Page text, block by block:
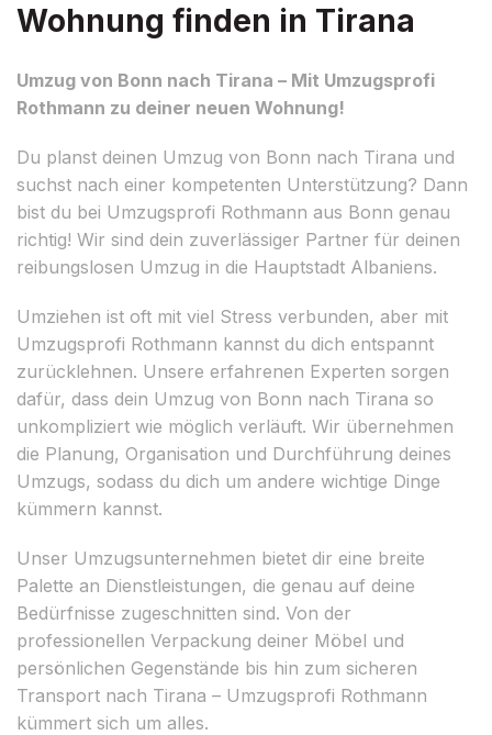
Wohnung finden in Tirana
Umzug von Bonn nach Tirana – Mit Umzugsprofi
Rothmann zu deiner neuen Wohnung!
Du planst deinen Umzug von Bonn nach Tirana und
suchst nach einer kompetenten Unterstützung? Dann
bist du bei Umzugsprofi Rothmann aus Bonn genau
richtig! Wir sind dein zuverlässiger Partner für deinen
reibungslosen Umzug in die Hauptstadt Albaniens.
Umziehen ist oft mit viel Stress verbunden, aber mit
Umzugsprofi Rothmann kannst du dich entspannt
zurücklehnen. Unsere erfahrenen Experten sorgen
dafür, dass dein Umzug von Bonn nach Tirana so
unkompliziert wie möglich verläuft. Wir übernehmen
die Planung, Organisation und Durchführung deines
Umzugs, sodass du dich um andere wichtige Dinge
kümmern kannst.
Unser Umzugsunternehmen bietet dir eine breite
Palette an Dienstleistungen, die genau auf deine
Bedürfnisse zugeschnitten sind. Von der
professionellen Verpackung deiner Möbel und
persönlichen Gegenstände bis hin zum sicheren
Transport nach Tirana – Umzugsprofi Rothmann
kümmert sich um alles.